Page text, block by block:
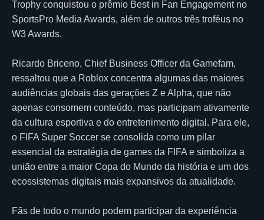
Trophy conquistou o prêmio Best in Fan Engagement no
SportsPro Media Awards, além de outros três troféus no
W3 Awards.
Ricardo Briceno, Chief Business Officer da Gamefam,
ressaltou que a Roblox concentra algumas das maiores
audiências globais das gerações Z e Alpha, que não
apenas consomem conteúdo, mas participam ativamente
da cultura esportiva e do entretenimento digital. Para ele,
o FIFA Super Soccer se consolida como um pilar
essencial da estratégia de games da FIFA e simboliza a
união entre a maior Copa do Mundo da história e um dos
ecossistemas digitais mais expansivos da atualidade.
Fãs de todo o mundo podem participar da experiência